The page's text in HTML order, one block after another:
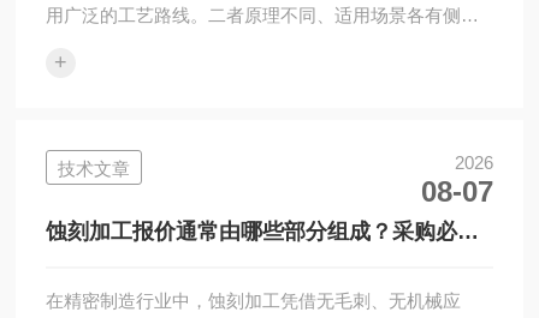
用广泛的工艺路线。二者原理不同、适用场景各有侧重,
现、材料适应性···
+
技术文章 2026
08-07
蚀刻加工报价通常由哪些部分组成？采购必
在精密制造行业中，蚀刻加工凭借无毛刺、无机械应